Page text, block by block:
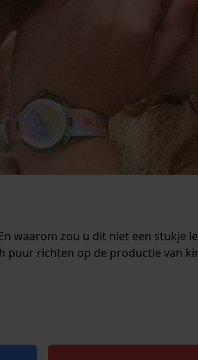
waarom zou u dit niet een stukje
richten op de productie van